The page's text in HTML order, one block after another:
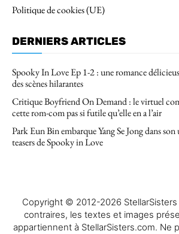
Politique de cookies (UE)
DERNIERS ARTICLES
Spooky In Love Ep 1-2 : une romance
des scènes hilarantes
Critique Boyfriend On Demand : le virtuel
cette rom-com pas si futile qu’elle en a l’air
Park Eun Bin embarque Yang Se Jong dans
teasers de Spooky in Love
Copyright © 2012-2026
contraires, les textes et images
appartiennent à StellarSisters.com. Ne